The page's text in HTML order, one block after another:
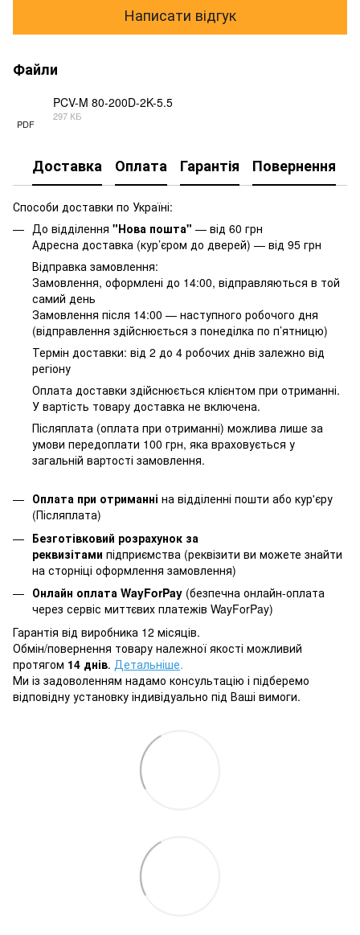
Написати відгук
Файли
PDF
PCV-M 80-200D-2K-5.5
297 КБ
Доставка Оплата Гарантія Повернення
Способи доставки по Україні:
До відділення "Нова пошта" — від 60 грн
Адресна доставка (кур’єром до дверей) — від 95 грн
Відправка замовлення:
Замовлення, оформлені до 14:00, відправляються в той
самий день
Замовлення після 14:00 — наступного робочого дня
(відправлення здійснюється з понеділка по п’ятницю)
Термін доставки: від 2 до 4 робочих днів залежно від
регіону
Оплата доставки здійснюється клієнтом при отриманні.
У вартість товару доставка не включена.
Післяплата (оплата при отриманні) можлива лише за
умови передоплати 100 грн, яка враховується у
загальній вартості замовлення.
Оплата при отриманні на відділенні пошти або кур'єру
(Післяплата)
Безготівковий розрахунок за
реквизітами підприємства (реквізити ви можете знайти
на сторніці оформлення замовлення)
Онлайн оплата WayForPay (безпечна онлайн-оплата
через сервіс миттєвих платежів WayForPay)
Гарантія від виробника 12 місяців.
Обмін/повернення товару належної якості можливий
протягом 14 днів. Детальніше.
Ми із задоволенням надамо консультацію і підберемо
відповідну установку індивідуально під Ваші вимоги.